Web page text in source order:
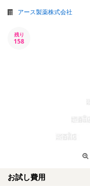
アース製薬株式会社
残り
158
お試し費用